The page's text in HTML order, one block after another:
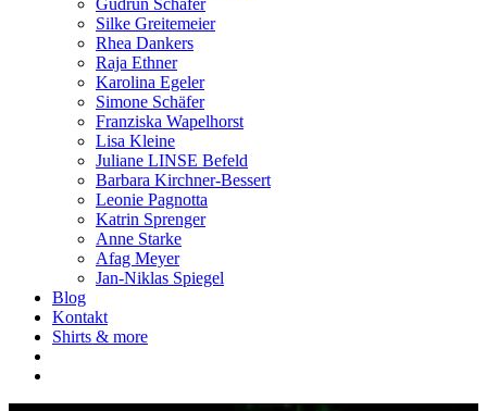
Gudrun Schäfer
Silke Greitemeier
Rhea Dankers
Raja Ethner
Karolina Egeler
Simone Schäfer
Franziska Wapelhorst
Lisa Kleine
Juliane LINSE Befeld
Barbara Kirchner-Bessert
Leonie Pagnotta
Katrin Sprenger
Anne Starke
Afag Meyer
Jan-Niklas Spiegel
Blog
Kontakt
Shirts & more